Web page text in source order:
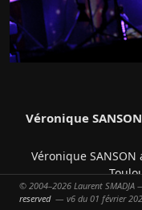
Véronique SANSON
Véronique SANSON
© 2004–2026 Laurent SMADJA
reserved— v6 du 01 février